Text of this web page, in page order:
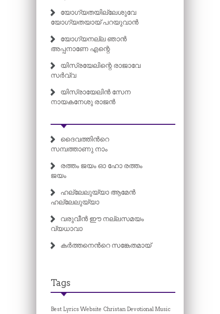
യോഗ്യതയില്ലേശുവേ
യോഗ്യതയായ് പറയുവാൻ
യോഗ്യനല്ല ഞാൻ
അപ്പനാണേ എന്റെ
യിസ്രയേലിന്റെ രാജാവേ
സർവ്വ
യിസ്രായേലിൻ സേന
നായകനേശു രാജൻ
ദൈവത്തിന്‍റെ
സമ്പത്താണു നാം
രത്തം ജയം ഓ ഹോ രത്തം
ജയം
ഹല്ലേലുയ്യാ ആമേൻ
ഹല്ലേലുയ്യാ
വരുവീൻ ഈ നല്ലസമയം
വ്യധാവാ
കർത്തനെന്‍റെ സങ്കേതമായ്
Tags
Best Lyrics Website Christan Devotional Music